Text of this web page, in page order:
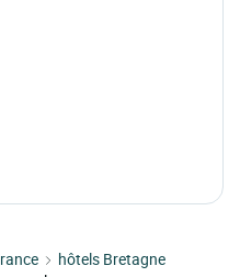
hôtels Bretagne